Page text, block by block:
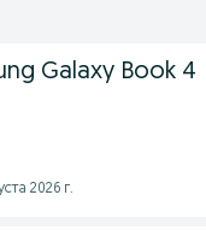
Galaxy Book 4
2026 г.